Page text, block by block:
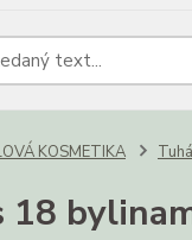
KOSMETIKA
18